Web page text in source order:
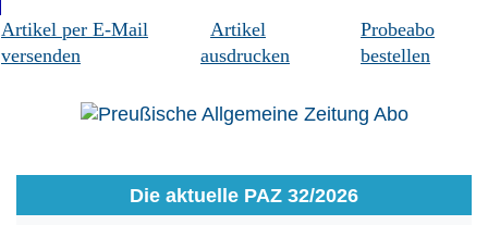
Artikel per E-Mail
versenden
Artikel
ausdrucken
Probeabo
bestellen
Die aktuelle PAZ 32/2026